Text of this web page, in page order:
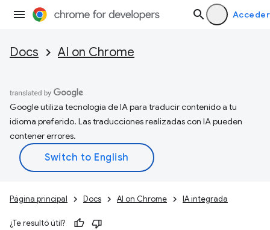
Acceder
Docs AI on Chrome
Google utiliza tecnología de IA para traducir contenido a tu
idioma preferido. Las traducciones realizadas con IA pueden
contener errores.
Página principal Docs AI on Chrome IA integrada
¿Te resultó útil?